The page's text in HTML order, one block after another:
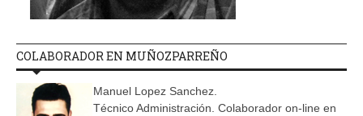
COLABORADOR EN MUÑOZPARREÑO
Manuel Lopez Sanchez.
Técnico Administración. Colaborador on-line en